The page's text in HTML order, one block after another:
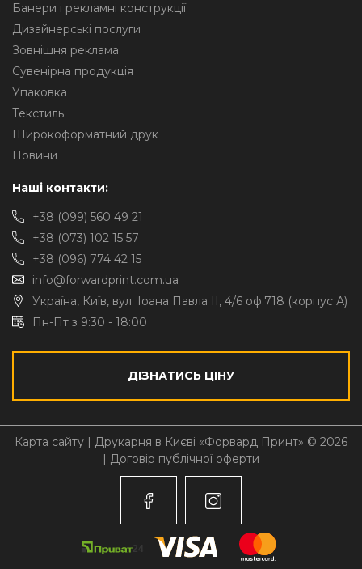
Банери і рекламні конструкції
Дизайнерські послуги
Зовнішня реклама
Сувенірна продукція
Упаковка
Текстиль
Широкоформатний друк
Новини
Наші контакти:
+38 (099) 560 49 21
+38 (073) 102 15 57
+38 (096) 774 42 15
info@forwardprint.com.ua
Україна, Київ, вул. Іоана Павла II, 4/6 оф.718 (корпус А)
Пн-Пт з 9:30 - 18:00
ДІЗНАТИСЬ ЦІНУ
Карта сайту | Друкарня в Києві «Форвард Принт» © 2026
| Договір публічної оферти